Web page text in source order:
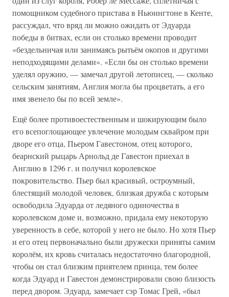
помощником судебного пристава в Ньюингтоне в Кенте,
рассуждал, что вряд ли можно ожидать от Эдуарда
победы в битвах, если он столько времени проводит
«бездельничая или занимаясь рытьём окопов и другими
неподходящими делами». «Если бы он столько времени
уделял оружию, — замечал другой летописец, — сколько
сельским занятиям, Англия могла бы процветать, а его
имя звенело бы по всей земле».
Ещё более противоестественным и шокирующим было
его всепоглощающее увлечение молодым сквайром при
дворе его отца, Пьером Гавестоном, отец которого,
беарнский рыцарь Арнольд де Гавестон приехал в
Англию в 1296 г. и получил королевское
покровительство. Пьер был красивый, остроумный,
блестящий молодой человек, близкая дружба с которым
освободила Эдуарда от ледяного одиночества в
королевском доме и, возможно, придала ему некоторую
уверенность в себе, которой у него не было. Но хотя Пьер
и его отец первоначально были дружески приняты самим
королём, их кровь считалась недостаточно благородной,
чтобы он стал близким приятелем принца, тем более
когда Эдуард и Гавестон демонстрировали свою близость
перед двором. Эдуард, замечает сэр Томас Грей, «был